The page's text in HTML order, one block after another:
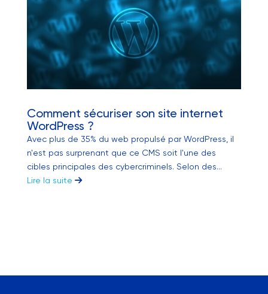
Comment sécuriser son site internet
WordPress ?
Avec plus de 35% du web propulsé par WordPress, il
n'est pas surprenant que ce CMS soit l'une des
cibles principales des cybercriminels. Selon des...
Lire la suite